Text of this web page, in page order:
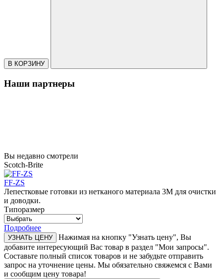
В КОРЗИНУ
Наши партнеры
Вы недавно смотрели
Scotch-Brite
FF-ZS
Лепестковые готовки из нетканого материала 3M для очистки
и доводки.
Типоразмер
Подробнее
УЗНАТЬ ЦЕНУ
Нажимая на кнопку "Узнать цену", Вы
добавите интересующий Вас товар в раздел "Мои запросы".
Составьте полный список товаров и не забудьте отправить
запрос на уточнение цены. Мы обязательно свяжемся с Вами
и сообщим цену товара!